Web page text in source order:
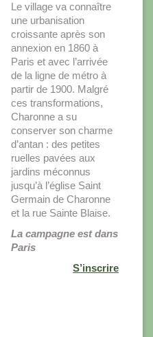
Le village va connaître
une urbanisation
croissante après son
annexion en 1860 à
Paris et avec l’arrivée
de la ligne de métro à
partir de 1900. Malgré
ces transformations,
Charonne a su
conserver son charme
d’antan : des petites
ruelles pavées aux
jardins méconnus
jusqu’à l’église Saint
Germain de Charonne
et la rue Sainte Blaise.
La campagne est dans
Paris
S’inscrire